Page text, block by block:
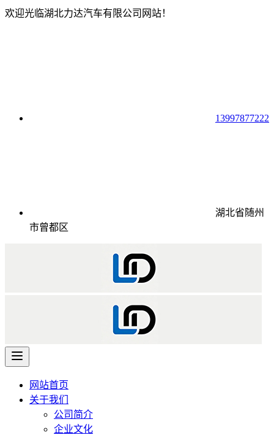
欢迎光临湖北力达汽车有限公司网站！
13997877222
湖北省随州
市曾都区
网站首页
关于我们
公司简介
企业文化